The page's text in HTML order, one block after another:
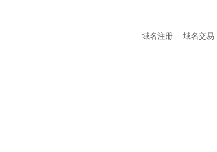
域名注册 | 域名交易